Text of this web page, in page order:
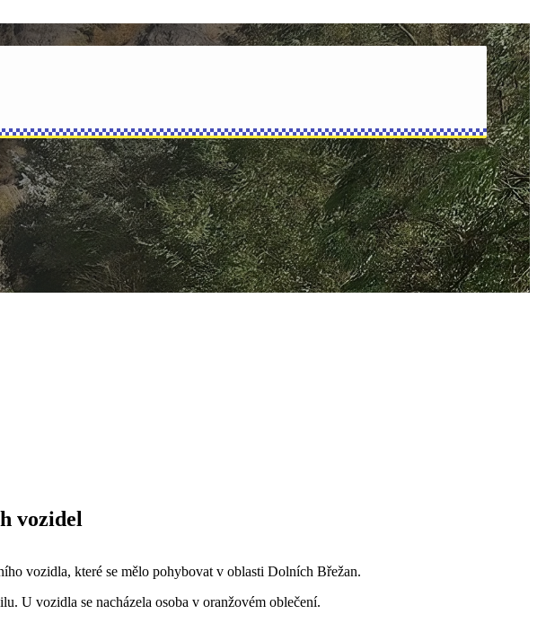
vozidel
vozidla, které se mělo pohybovat v oblasti Dolních Břežan.
U vozidla se nacházela osoba v oranžovém oblečení.